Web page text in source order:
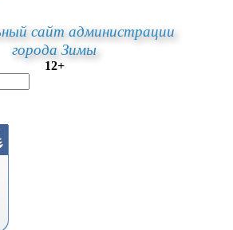
сайт администрации
города Зимы
12+